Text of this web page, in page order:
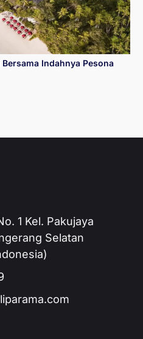
Indahnya Pesona
1 Kel. Pakujaya
Selatan